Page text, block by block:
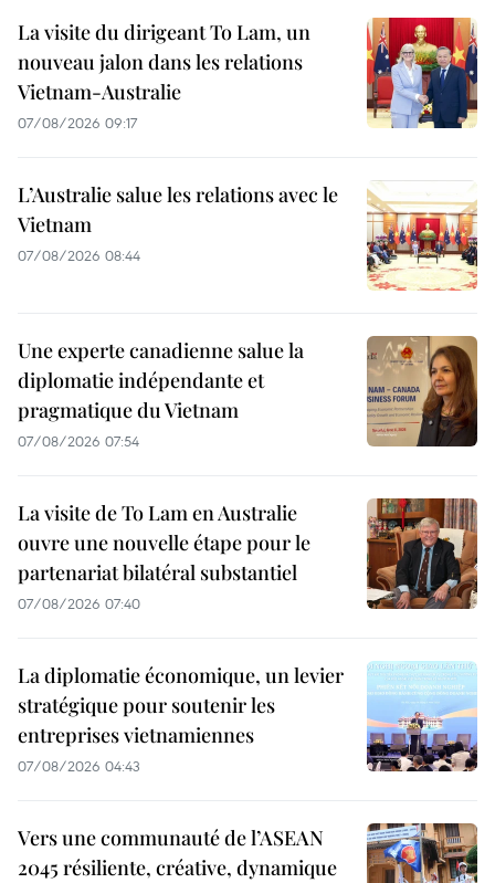
La visite du dirigeant To Lam, un
nouveau jalon dans les relations
Vietnam-Australie
07/08/2026 09:17
L’Australie salue les relations avec le
Vietnam
07/08/2026 08:44
Une experte canadienne salue la
diplomatie indépendante et
pragmatique du Vietnam
07/08/2026 07:54
La visite de To Lam en Australie
ouvre une nouvelle étape pour le
partenariat bilatéral substantiel
07/08/2026 07:40
La diplomatie économique, un levier
stratégique pour soutenir les
entreprises vietnamiennes
07/08/2026 04:43
Vers une communauté de l’ASEAN
2045 résiliente, créative, dynamique